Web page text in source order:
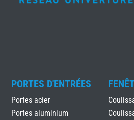
PORTES D'ENTRÉES
Portes acier
Portes aluminium